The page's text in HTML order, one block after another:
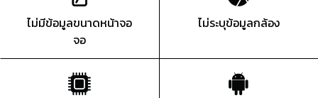
ไม่มีข้อมูลขนาดหน้าจอ
จอ
ไม่ระบุข้อมูลกล้อง